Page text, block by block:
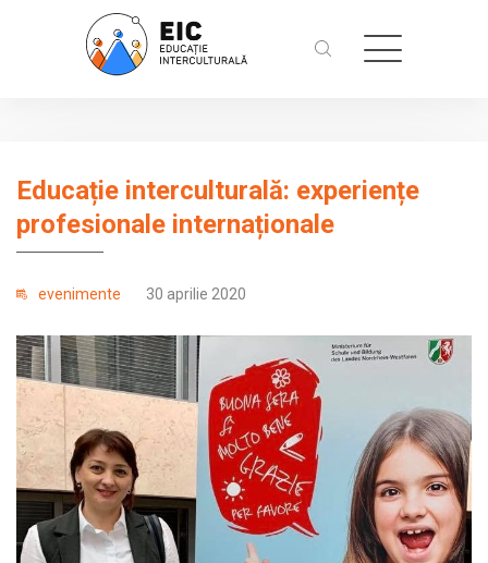
Educație interculturală: experiențe
profesionale internaționale
evenimente 30 aprilie 2020